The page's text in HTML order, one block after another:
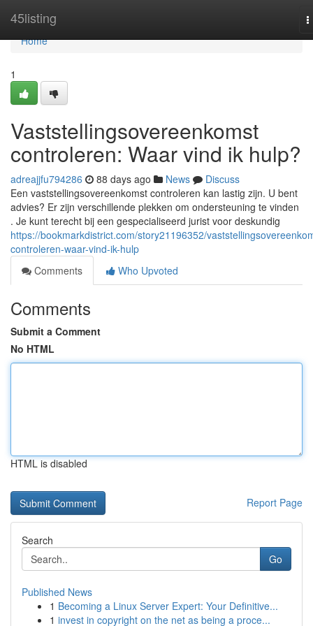
45listing
Home
Home
1
Vaststellingsovereenkomst
controleren: Waar vind ik hulp?
adreajjfu794286 88 days ago News
Discuss
Een vaststellingsovereenkomst controleren kan lastig zijn. U bent
advies? Er zijn verschillende plekken om ondersteuning te vinden
. Je kunt terecht bij een gespecialiseerd jurist voor deskundig
https://bookmarkdistrict.com/story21196352/
controleren-waar-vind-ik-hulp
Comments
Who Upvoted
Comments
Submit a Comment
No HTML
HTML is disabled
Report Page
Search
Go
Published News
1 Becoming a Linux Server Expert: Your Definitive...
1 invest in copyright on the net as being a proce...